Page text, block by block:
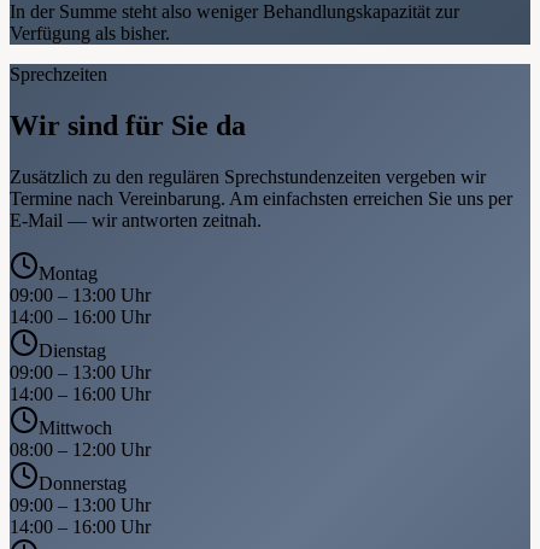
In der Summe steht also weniger Behandlungskapazität zur
Verfügung als bisher.
Sprechzeiten
Wir sind für Sie da
Zusätzlich zu den regulären Sprechstundenzeiten vergeben wir
Termine nach Vereinbarung. Am einfachsten erreichen Sie uns per
E-Mail — wir antworten zeitnah.
Montag
09:00 – 13:00 Uhr
14:00 – 16:00 Uhr
Dienstag
09:00 – 13:00 Uhr
14:00 – 16:00 Uhr
Mittwoch
08:00 – 12:00 Uhr
Donnerstag
09:00 – 13:00 Uhr
14:00 – 16:00 Uhr